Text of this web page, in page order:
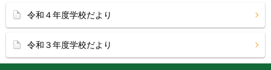
令和４年度学校だより
令和３年度学校だより